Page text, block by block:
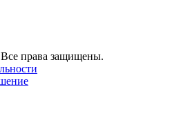
права защищены.